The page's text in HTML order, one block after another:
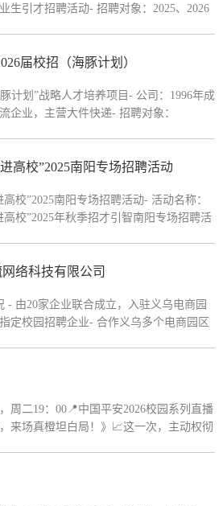
列产品的研发、生产和销售，注重研发创
生引才招聘活动- 招聘对象：2025、2026
届校招（海豚计划）
计划”战略人才培养项目- 公司：1996年成
企业，主营大件快递- 招聘对象：
/科技等多类，全国分配）- 宣讲会：
高校”2025南阳专场招聘活动
校”2025南阳专场招聘活动- 活动名称：
高校”2025年秋季招才引智南阳专场招聘活
点：齐贤广场
络科技有限公司
- 由20家企业联合成立，入驻义乌电商园
定校园招聘企业- 合作义乌多个电商园区
、促成订单；英语四级+，熟练办公软
平台；英语四级+，数据敏感，熟悉办公软
播助理（20名）：负责Tiktok、阿里国际站
周二19：00📍中国平安2026校园系列直播
，来场真橙坦白局！》📈这一次，主动权彻
么不同？✅非相关专业岗位能应聘吗？✅